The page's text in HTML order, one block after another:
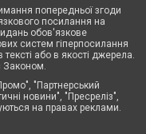
попередньої згоди
посилання на
обов'язкове
систем гіперпосилання
або в якості джерела.
Законом.
"Партнерський
новини", "Пресреліз",
на правах реклами.